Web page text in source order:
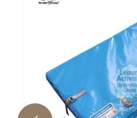
Цинково-златен кол